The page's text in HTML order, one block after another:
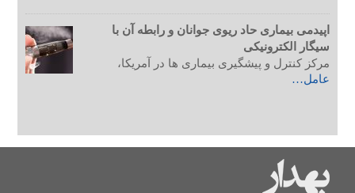
اپیدمی بیماری حاد ریوی جوانان و رابطه آن با
سیگار الکترونیکی
مرکز کنترل و پیشگیری بیماری ها در آمریکا،
عامل…